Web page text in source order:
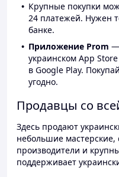
Крупные покупки
24 платежей. Нужен
банке.
Приложение Prom —
украинском App
в Google Play.
угодно.
Продавцы со
Здесь продают
небольшие
производители и
поддерживает